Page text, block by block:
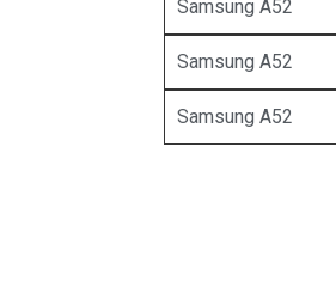
Samsung A52
Samsung A52
Samsung A52